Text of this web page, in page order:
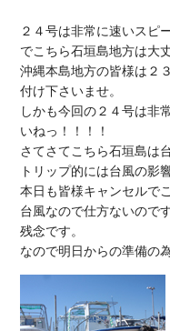
２４号は非常に速いスピ
でこちら石垣島地方は大
沖縄本島地方の皆様は２
付け下さいませ。
しかも今回の２４号は非
いねっ！！！！
さてさてこちら石垣島は
トリップ的には台風の影
本日も皆様キャンセルで
台風なので仕方ないので
残念です。